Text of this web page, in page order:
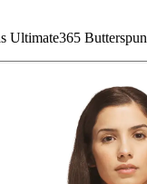
Ultimate365 Butterspun